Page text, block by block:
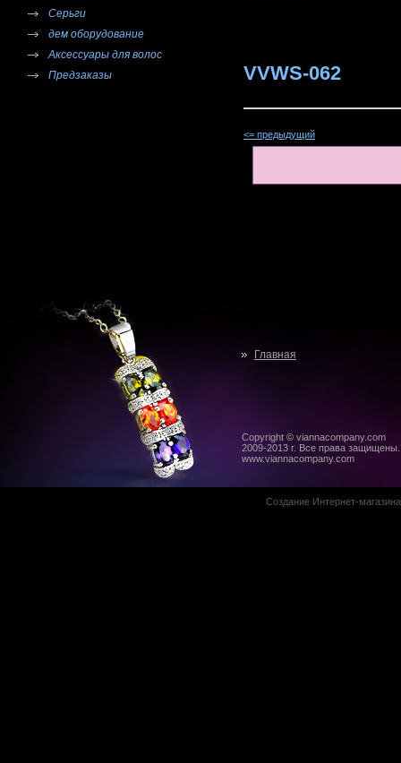
Серьги
дем оборудование
Аксессуары для волос
Предзаказы
VVWS-062
<= предыдущий
Главная
Copyright © viannacompany.com
2009-2013 г. Все права защищены.
www.viannacompany.com
Создание Интернет-